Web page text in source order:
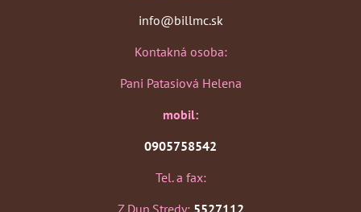
info@billmc.sk
Kontakná osoba:
Pani Patasiová Helena
mobil:
0905758542
Tel. a fax:
Z Dun.Stredy: 5527112